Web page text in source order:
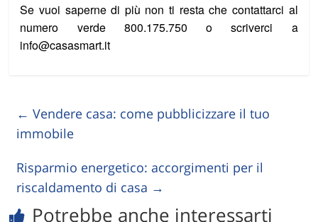
Se vuoi saperne di più non ti resta che contattarci al
numero verde 800.175.750 o scriverci a
info@casasmart.it
← Vendere casa: come pubblicizzare il tuo
immobile
Risparmio energetico: accorgimenti per il
riscaldamento di casa →
Potrebbe anche interessarti